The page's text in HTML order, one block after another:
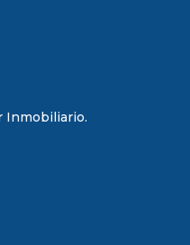
Inmobiliario.